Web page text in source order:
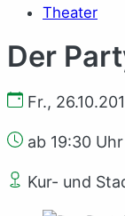
Theater
Der
Fr.,
ab 19:30 Uhr
Kur- und